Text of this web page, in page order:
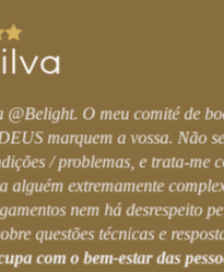
@Belight. O meu comité de
marquem a vossa. Não
/ problemas, e trata-me
extremamente
nem há desrespeito
questões técnicas e
com o bem-estar das